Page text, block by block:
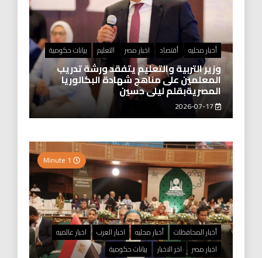
أخبار محليه أقتصاد اخبار مصر التعليم بيانات حكومية
وزير التربية والتعليم يتفقد ورشة تدريب
المعلمين على مناهج شهادة البكالوريا
المصريةبقلم ليلى حسين
2026-07-17
أخبار المحافظات أخبار محليه اخبار العرب
اخبار عالميه
اخبار مصر
اخر الاخبار بيانات حكومية